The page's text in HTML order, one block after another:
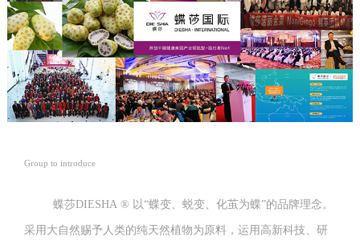
Group to introduce
蝶莎DIESHA ® 以“蝶变、蜕变、化茧为蝶”的品牌理念。
采用大自然赐予人类的纯天然植物为原料，运用高新科技、研